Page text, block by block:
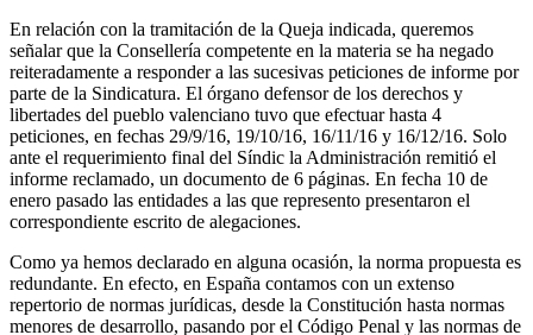
En relación con la tramitación de la Queja indicada, queremos
señalar que la Consellería competente en la materia se ha negado
reiteradamente a responder a las sucesivas peticiones de informe por
parte de la Sindicatura. El órgano defensor de los derechos y
libertades del pueblo valenciano tuvo que efectuar hasta 4
peticiones, en fechas 29/9/16, 19/10/16, 16/11/16 y 16/12/16. Solo
ante el requerimiento final del Síndic la Administración remitió el
informe reclamado, un documento de 6 páginas. En fecha 10 de
enero pasado las entidades a las que represento presentaron el
correspondiente escrito de alegaciones.
Como ya hemos declarado en alguna ocasión, la norma propuesta es
redundante. En efecto, en España contamos con un extenso
repertorio de normas jurídicas, desde la Constitución hasta normas
menores de desarrollo, pasando por el Código Penal y las normas de